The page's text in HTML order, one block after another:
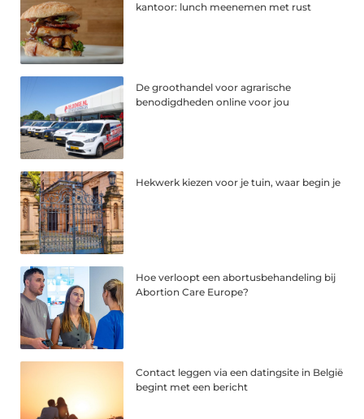
kantoor: lunch meenemen met rust
De groothandel voor agrarische
benodigdheden online voor jou
Hekwerk kiezen voor je tuin, waar begin je
Hoe verloopt een abortusbehandeling bij
Abortion Care Europe?
Contact leggen via een datingsite in België
begint met een bericht